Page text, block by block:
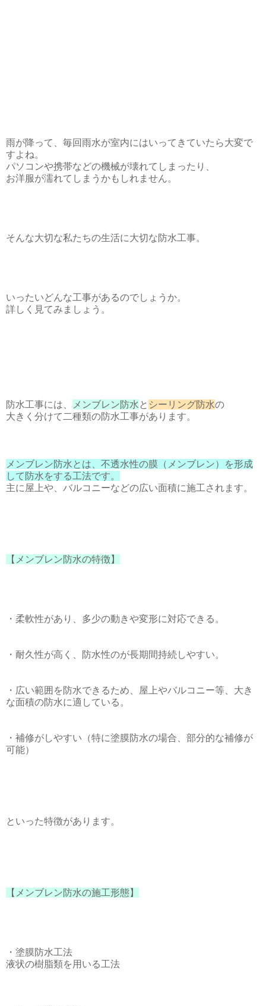
雨が降って、毎回雨水が室内にはいってきていたら大変で
すよね。
パソコンや携帯などの機械が壊れてしまったり、
お洋服が濡れてしまうかもしれません。
そんな大切な私たちの生活に大切な防水工事。
いったいどんな工事があるのでしょうか。
詳しく見てみましょう。
防水工事には、 メンブレン防水 と シーリング防水の
大きく分けて二種類の防水工事があります。
メンブレン防水とは、不透水性の膜（メンブレン）を形成
して防水をする工法です。
主に屋上や、バルコニーなどの広い面積に施工されます。
【メンブレン防水の特徴】
・柔軟性があり、多少の動きや変形に対応できる。
・耐久性が高く、防水性のが長期間持続しやすい。
・広い範囲を防水できるため、屋上やバルコニー等、大き
な面積の防水に適している。
・補修がしやすい（特に塗膜防水の場合、部分的な補修が
可能）
といった特徴があります。
【メンブレン防水の施工形態】
・塗膜防水工法
液状の樹脂類を用いる工法